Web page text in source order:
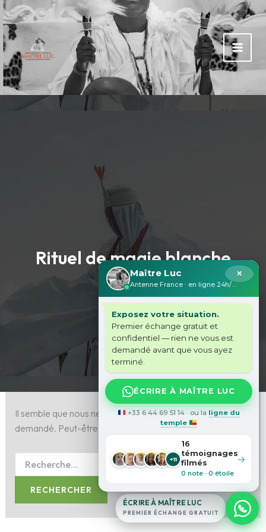
Aller
au
contenu
Rituel de magie blanche
amour
Il semble que nous ne pouvons pas trouver le contenu
demandé. Peut-être qu’une recherche peut vous aider.
Rechercher :
✕
Maître Luc
Antenne France · en ligne 24h/24
Exposez votre situation.
Premier échange gratuit et
confidentiel — rien ne vous est
demandé avant que vous ayez
terminé.
ÉCRIRE À MAÎTRE LUC
+33 6 44 69 51 14 · ou la ligne du
temple
+11
16
témoignages
filmés
0 note · 0 étoile
→
ÉCRIRE À MAÎTRE LUC
PREMIER ÉCHANGE GRATUIT